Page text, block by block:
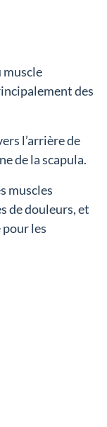
muscle
des
l’arrière de
de la scapula.
muscles
de douleurs, et
pour les